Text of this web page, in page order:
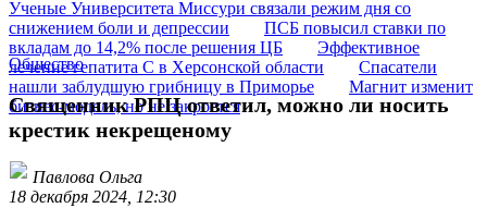
Ученые Университета Миссури связали режим дня со
снижением боли и депрессии
ПСБ повысил ставки по
вкладам до 14,2% после решения ЦБ
Эффективное
лечение гепатита C в Херсонской области
Спасатели
нашли заблудшую грибницу в Приморье
Магнит изменит
бизнес-модель, но не закроется
Общество
Священник РПЦ ответил, можно ли носить
крестик некрещеному
Павлова Ольга
18 декабря 2024, 12:30